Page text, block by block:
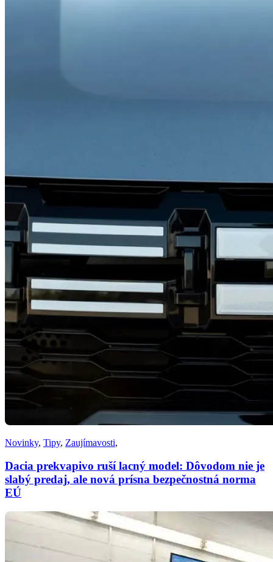
Novinky, Tipy, Zaujímavosti,
Dacia prekvapivo ruší lacný model: Dôvodom nie je
slabý predaj, ale nová prísna bezpečnostná norma
EÚ